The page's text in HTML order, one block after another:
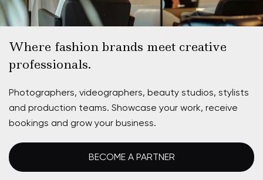
Where fashion brands meet creative
professionals.
Photographers, videographers, beauty studios, stylists
and production teams. Showcase your work, receive
bookings and grow your business.
BECOME A PARTNER